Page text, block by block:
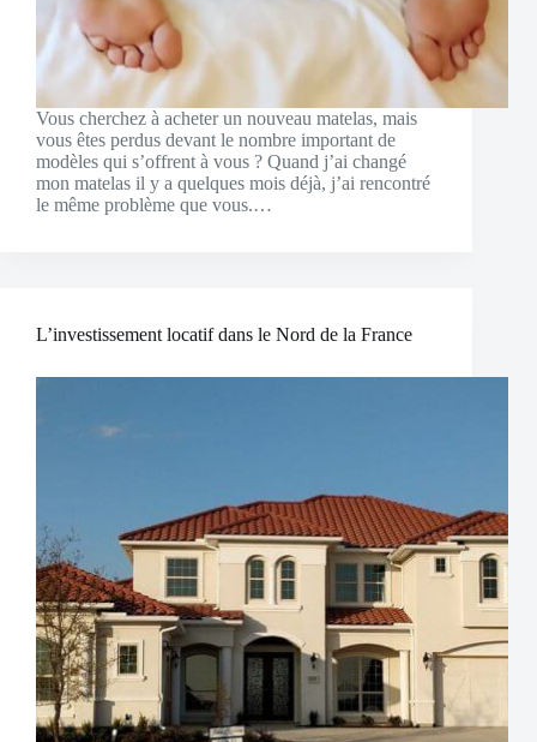
Vous cherchez à acheter un nouveau matelas, mais
vous êtes perdus devant le nombre important de
modèles qui s’offrent à vous ? Quand j’ai changé
mon matelas il y a quelques mois déjà, j’ai rencontré
le même problème que vous.…
L’investissement locatif dans le Nord de la France